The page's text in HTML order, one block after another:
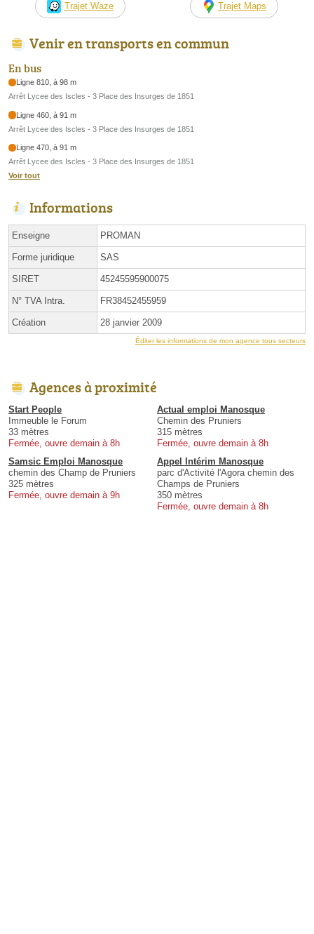
Trajet Waze Trajet Maps
Venir en transports en commun
En bus
Ligne 810, à 98 m
Arrêt Lycee des Iscles - 3 Place des Insurges de 1851
Ligne 460, à 91 m
Arrêt Lycee des Iscles - 3 Place des Insurges de 1851
Ligne 470, à 91 m
Arrêt Lycee des Iscles - 3 Place des Insurges de 1851
Voir tout
Informations
Enseigne PROMAN
Forme juridique SAS
SIRET 45245595900075
N° TVA Intra. FR38452455959
Création 28 janvier 2009
Éditer les informations de mon agence tous secteurs
Agences à proximité
Start People
Immeuble le Forum
33 mètres
Fermée, ouvre demain à 8h
Actual emploi Manosque
Chemin des Pruniers
315 mètres
Fermée, ouvre demain à 8h
Samsic Emploi Manosque
chemin des Champ de Pruniers
325 mètres
Fermée, ouvre demain à 9h
Appel Intérim Manosque
parc d'Activité l'Agora chemin des
Champs de Pruniers
350 mètres
Fermée, ouvre demain à 8h